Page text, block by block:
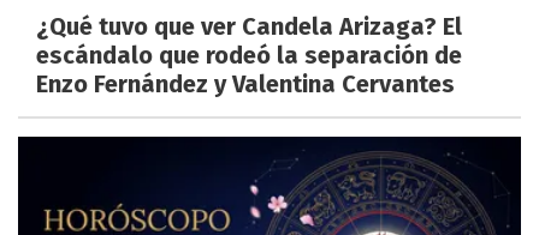
¿Qué tuvo que ver Candela Arizaga? El
escándalo que rodeó la separación de
Enzo Fernández y Valentina Cervantes